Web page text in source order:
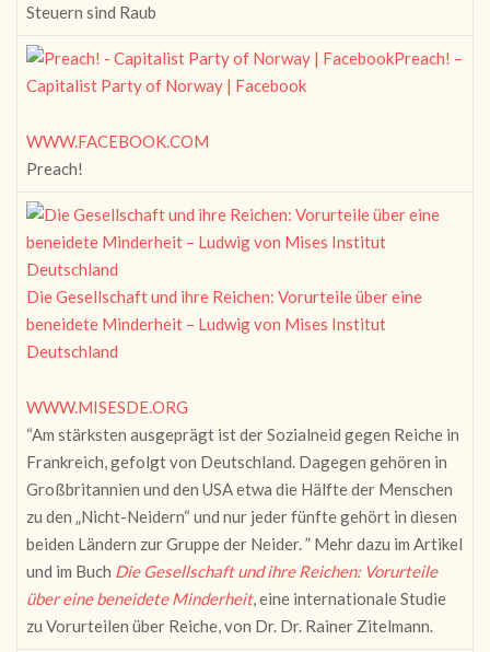
Steuern sind Raub
Preach! –
Capitalist Party of Norway | Facebook
WWW.FACEBOOK.COM
Preach!
Die Gesellschaft und ihre Reichen: Vorurteile über eine
beneidete Minderheit – Ludwig von Mises Institut
Deutschland
WWW.MISESDE.ORG
“Am stärksten ausgeprägt ist der Sozialneid gegen Reiche in
Frankreich, gefolgt von Deutschland. Dagegen gehören in
Großbritannien und den USA etwa die Hälfte der Menschen
zu den „Nicht-Neidern“ und nur jeder fünfte gehört in diesen
beiden Ländern zur Gruppe der Neider. ” Mehr dazu im Artikel
und im Buch Die Gesellschaft und ihre Reichen: Vorurteile
über eine beneidete Minderheit, eine internationale Studie
zu Vorurteilen über Reiche, von Dr. Dr. Rainer Zitelmann.